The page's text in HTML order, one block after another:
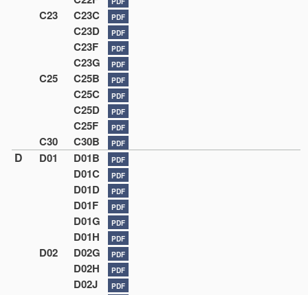
C23 C23C PDF
C23D PDF
C23F PDF
C23G PDF
C25 C25B PDF
C25C PDF
C25D PDF
C25F PDF
C30 C30B PDF
D D01 D01B PDF
D01C PDF
D01D PDF
D01F PDF
D01G PDF
D01H PDF
D02 D02G PDF
D02H PDF
D02J PDF